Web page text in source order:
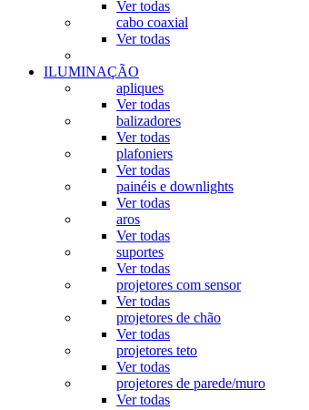
Ver todas
cabo coaxial
Ver todas
ILUMINAÇÃO
apliques
Ver todas
balizadores
Ver todas
plafoniers
Ver todas
painéis e downlights
Ver todas
aros
Ver todas
suportes
Ver todas
projetores com sensor
Ver todas
projetores de chão
Ver todas
projetores teto
Ver todas
projetores de parede/muro
Ver todas